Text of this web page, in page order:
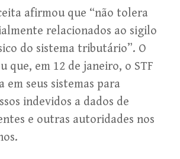
afirmou que “não tolera
relacionados ao sigilo
do sistema tributário”. O
que, em 12 de janeiro, o STF
em seus sistemas para
indevidos a dados de
e outras autoridades nos